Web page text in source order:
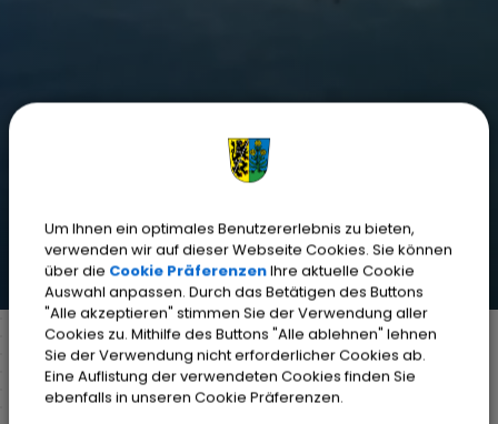
Markt Weisendorf Bürgerinfo
Rathaus
Organisationsstruktur
Hauptamt
Um Ihnen ein optimales Benutzererlebnis zu bieten,
verwenden wir auf dieser Webseite Cookies. Sie können
über die Cookie PräferenzenIhre aktuelle Cookie
Auswahl anpassen. Durch das Betätigen des Buttons
"Alle akzeptieren" stimmen Sie der Verwendung aller
Cookies zu. Mithilfe des Buttons "Alle ablehnen" lehnen
Sie der Verwendung nicht erforderlicher Cookies ab.
Eine Auflistung der verwendeten Cookies finden Sie
ebenfalls in unseren Cookie Präferenzen.